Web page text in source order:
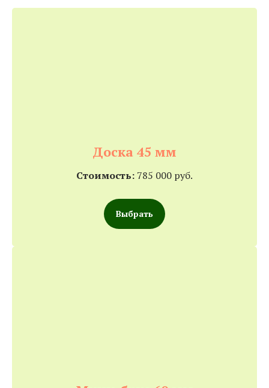
Доска 45 мм
Стоимость: 785 000 руб.
Выбрать